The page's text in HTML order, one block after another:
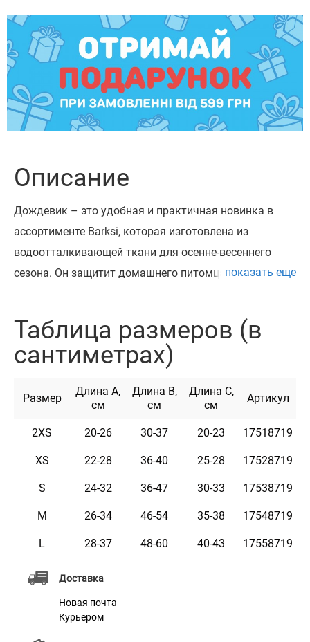
Доставка
Новая почта
Курьером
Описание
Дождевик – это удобная и практичная новинка в
ассортименте Barksi, которая изготовлена ​​из
водоотталкивающей ткани для осенне-весеннего
сезона. Он защитит домашнего питомца от дождя и
1. Застежка на липучке: Удобная липучка позволяет
легко одевать и подбирать размер дождевика, что
2. Отверстие для полукольца: Специальное отверстие
крепить поводки за ошейник вашего любимца,
обеспечивая безопасность во время прогулок.
3. Светоотражающий кант в капюшоне: Встроенный
обеспечить видимость вашего любимца в темное
время суток, что делает прогулки более
4. Резинки для задних лап: Специальные резинки для
задних лап помогают избежать того, что дождевик
будет поворачиваться или сползать во время
показать еще
Таблица размеров (в
сантиметрах)
Размер
Длина А,
см
Длина B,
см
Длина C,
см
Артикул
2XS 20-26 30-37 20-23 17518719
XS 22-28 36-40 25-28 17528719
S 24-32 36-47 30-33 17538719
M 26-34 46-54 35-38 17548719
L 28-37 48-60 40-43 17558719